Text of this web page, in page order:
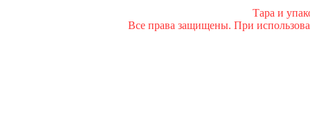
Тара и
Все права защищены. При